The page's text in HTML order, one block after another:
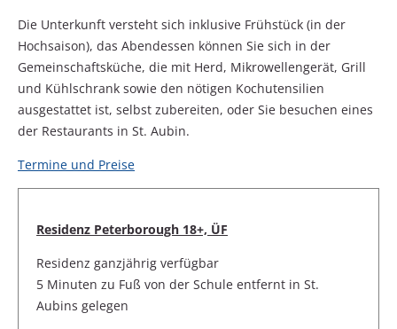
Die Unterkunft versteht sich inklusive Frühstück (in der
Hochsaison), das Abendessen können Sie sich in der
Gemeinschaftsküche, die mit Herd, Mikrowellengerät, Grill
und Kühlschrank sowie den nötigen Kochutensilien
ausgestattet ist, selbst zubereiten, oder Sie besuchen eines
der Restaurants in St. Aubin.
Termine und Preise
Residenz Peterborough 18+, ÜF
Residenz ganzjährig verfügbar
5 Minuten zu Fuß von der Schule entfernt in St.
Aubins gelegen